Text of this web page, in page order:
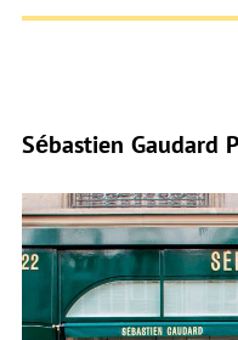
Sébastien Gaudard